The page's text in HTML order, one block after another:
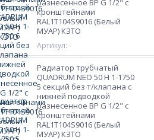
разнесенное ВР G 1/2" с
кронштейнами
RAL1T104S9016 (Белый
МУАР) КЗТО
Артикул: -
Радиатор трубчатый
QUADRUM NEO 50 H 1-1750
5 секций без т/клапана с
нижней подводкой
разнесенное ВР G 1/2" с
кронштейнами
RAL1T104S9016 (Белый
МУАР) КЗТО